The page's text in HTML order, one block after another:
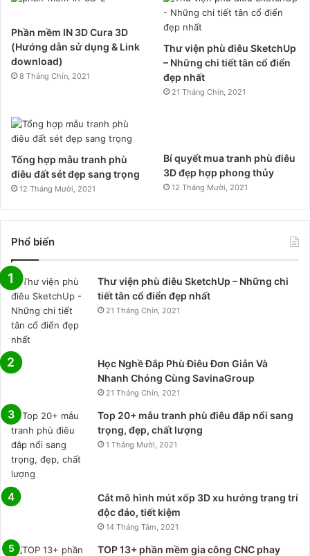
Phần mềm IN 3D Cura 3D
(Hướng dẫn sử dụng & Link
download)
8 Tháng Chín, 2021
Thư viện phù điêu SketchUp
– Những chi tiết tân cổ điển
đẹp nhất
21 Tháng Chín, 2021
Tổng hợp mẫu tranh phù
điêu đất sét đẹp sang trọng
12 Tháng Mười, 2021
Bí quyết mua tranh phù điêu
3D đẹp hợp phong thủy
12 Tháng Mười, 2021
Phổ biến
Thư viện phù điêu SketchUp – Những chi
tiết tân cổ điển đẹp nhất
21 Tháng Chín, 2021
Học Nghề Đắp Phù Điêu Đơn Giản Và
Nhanh Chóng Cùng SavinaGroup
21 Tháng Chín, 2021
Top 20+ mẫu tranh phù điêu đắp nổi sang
trọng, đẹp, chất lượng
1 Tháng Mười, 2021
Cắt mô hình mút xốp 3D xu hướng trang trí
độc đáo, tiết kiệm
14 Tháng Tám, 2021
TOP 13+ phần mềm gia công CNC phay